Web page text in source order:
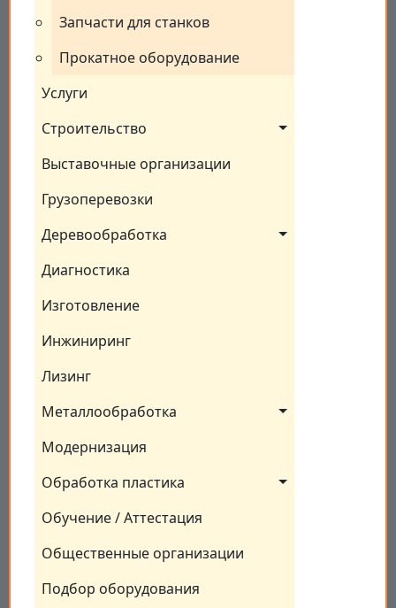
Запчасти для станков
Прокатное оборудование
Услуги
Строительство
Выставочные организации
Грузоперевозки
Деревообработка
Диагностика
Изготовление
Инжиниринг
Лизинг
Металлообработка
Модернизация
Обработка пластика
Обучение / Аттестация
Общественные организации
Подбор оборудования